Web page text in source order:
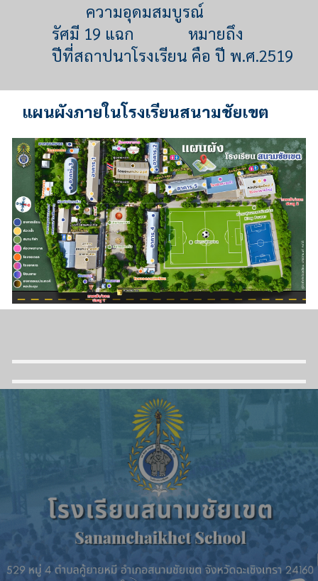
ความอุดมสมบูรณ์
รัศมี 19 แฉก
หมายถึง
ปีที่สถาปนาโรงเรียน คือ ปี พ.ศ.2519
แผนผังภายในโรงเรียนสนามชัยเขต